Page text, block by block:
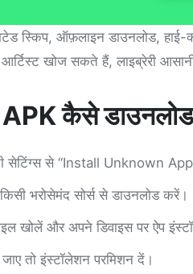
स्किप, ऑफ़लाइन डाउनलोड, हाई-
खोज सकते हैं, लाइब्रेरी
कैसे
सेटिंग्स से “Install Unknown
भरोसेमंद सोर्स से डाउनलोड करें।
खोलें और अपने डिवाइस पर ऐप
तो इंस्टॉलेशन परमिशन दें।